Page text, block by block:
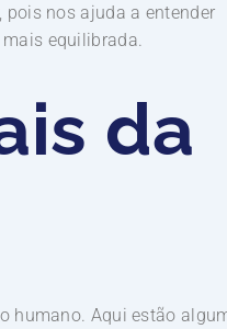
, pois nos ajuda a entender
equilibrada.
da
humano. Aqui estão